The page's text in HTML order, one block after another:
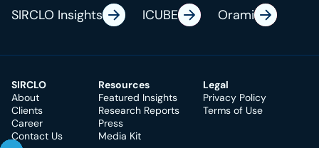
SIRCLO Insights
ICUBE Orami
SIRCLO
About
Clients
Career
Contact Us
Resources
Featured Insights
Research Reports
Press
Media Kit
Legal
Privacy Policy
Terms of Use